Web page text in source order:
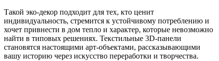
Такой эко-декор подходит для тех, кто ценит
индивидуальность, стремится к устойчивому потреблению и
хочет привнести в дом тепло и характер, которые невозможно
найти в типовых решениях. Текстильные 3D-панели
становятся настоящими арт-объектами, рассказывающими
вашу историю через искусство переработки и творчества.